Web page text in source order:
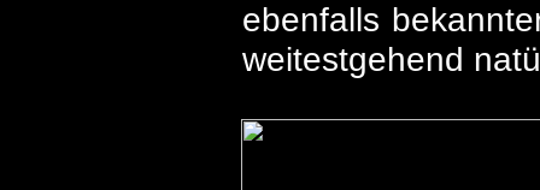
ebenfalls
weitestgehend